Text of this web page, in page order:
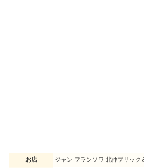
お店 ジャン フランソワ 北仲ブリック